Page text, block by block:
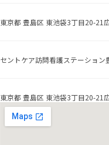
東京都 豊島区 東池袋3丁目20-21
セントケア訪問看護ステーショ
東京都 豊島区 東池袋3丁目20-21